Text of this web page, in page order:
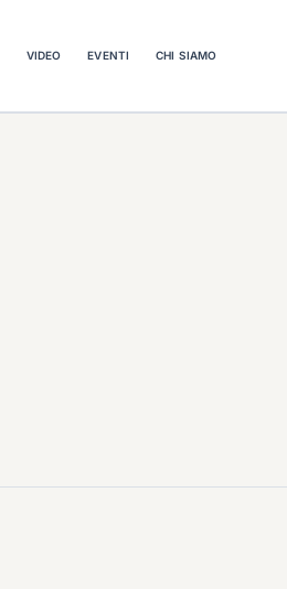
VIDEO EVENTI CHI SIAMO